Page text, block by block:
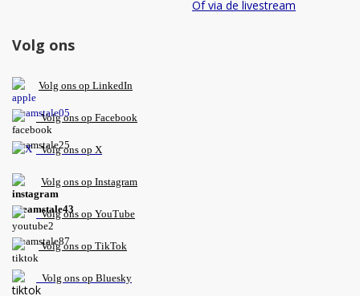
Of via de livestream
Volg ons
Volg ons op LinkedIn
Volg ons op Facebook
Volg ons op X
Volg ons op Instagram
Volgons op YouTube
Volg ons op TikTok
Volg ons op Bluesky